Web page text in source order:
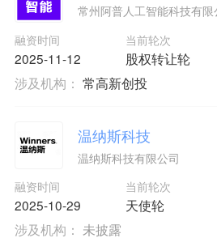
常州阿普人工智能科技有限
融资时间
2025-11-12
当前轮次
股权转让轮
涉及机构： 常高新创投
温纳斯科技
温纳斯科技有限公司
融资时间
2025-10-29
当前轮次
天使轮
涉及机构： 未披露